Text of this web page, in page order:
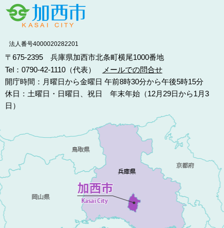
法人番号4000020282201
〒675-2395 兵庫県加西市北条町横尾1000番地
Tel：0790-42-1110（代表）
メールでの問合せ
開庁時間：月曜日から金曜日 午前8時30分から午後5時15分
休日：土曜日・日曜日、祝日 年末年始（12月29日から1月3
日）